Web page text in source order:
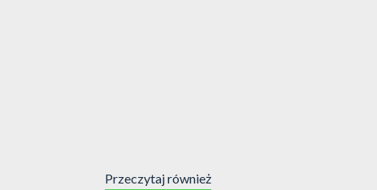
Przeczytaj również